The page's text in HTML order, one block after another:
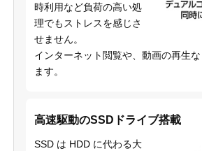
時利用など負荷の高い処
理でもストレスを感じさ
せません。
インターネット閲覧や、動画の再生
ます。
高速駆動のSSDドライブ搭載
SSD は HDD に代わる大